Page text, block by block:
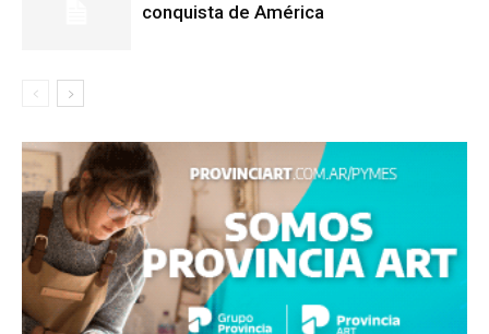
conquista de América